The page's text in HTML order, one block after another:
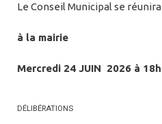
Le Conseil Municipal se réunira
à la mairie
Mercredi 24 JUIN 2026 à 18h
DÉLIBÉRATIONS